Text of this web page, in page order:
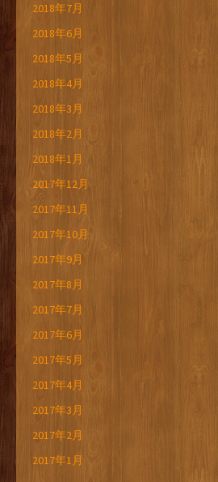
2018年7月
2018年6月
2018年5月
2018年4月
2018年3月
2018年2月
2018年1月
2017年12月
2017年11月
2017年10月
2017年9月
2017年8月
2017年7月
2017年6月
2017年5月
2017年4月
2017年3月
2017年2月
2017年1月